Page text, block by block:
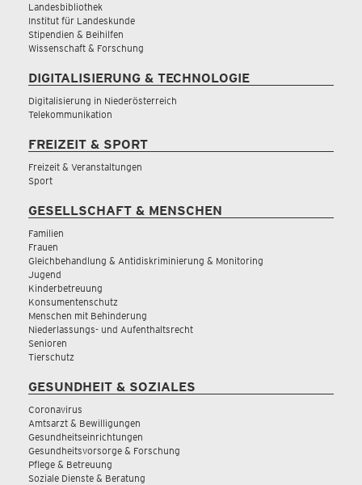
Landesbibliothek
Institut für Landeskunde
Stipendien & Beihilfen
Wissenschaft & Forschung
DIGITALISIERUNG & TECHNOLOGIE
Digitalisierung in Niederösterreich
Telekommunikation
FREIZEIT & SPORT
Freizeit & Veranstaltungen
Sport
GESELLSCHAFT & MENSCHEN
Familien
Frauen
Gleichbehandlung & Antidiskriminierung & Monitoring
Jugend
Kinderbetreuung
Konsumentenschutz
Menschen mit Behinderung
Niederlassungs- und Aufenthaltsrecht
Senioren
Tierschutz
GESUNDHEIT & SOZIALES
Coronavirus
Amtsarzt & Bewilligungen
Gesundheitseinrichtungen
Gesundheitsvorsorge & Forschung
Pflege & Betreuung
Soziale Dienste & Beratung